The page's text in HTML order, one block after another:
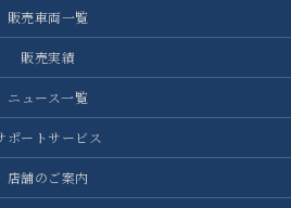
販売車両一覧
販売実績
ニュース一覧
ポートサービス
店舗のご案内